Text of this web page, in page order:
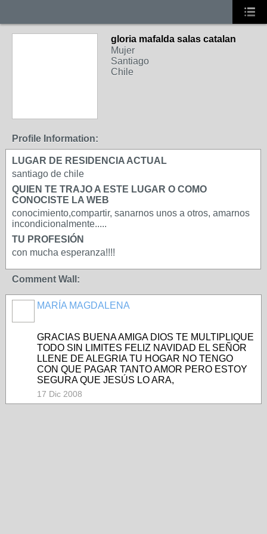
gloria mafalda salas catalan
Mujer
Santiago
Chile
Profile Information:
LUGAR DE RESIDENCIA ACTUAL
santiago de chile
QUIEN TE TRAJO A ESTE LUGAR O COMO
CONOCISTE LA WEB
conocimiento,compartir, sanarnos unos a otros, amarnos
incondicionalmente.....
TU PROFESIÓN
con mucha esperanza!!!!
Comment Wall:
MARÍA MAGDALENA
GRACIAS BUENA AMIGA DIOS TE MULTIPLIQUE
TODO SIN LIMITES FELIZ NAVIDAD EL SEÑOR
LLENE DE ALEGRIA TU HOGAR NO TENGO
CON QUE PAGAR TANTO AMOR PERO ESTOY
SEGURA QUE JESÚS LO ARA,
17 Dic 2008